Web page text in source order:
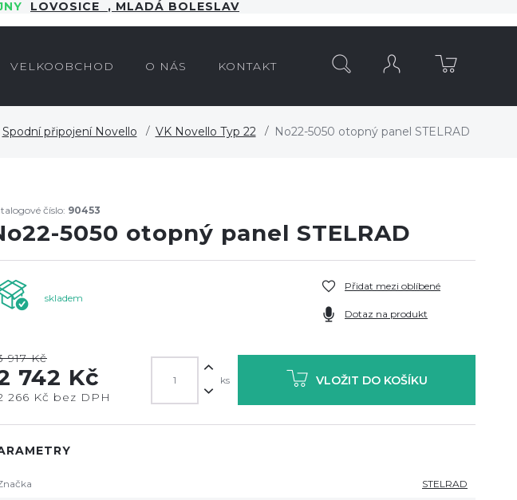
LOVOSICE , MLADÁ BOLESLAV
VELKOOBCHOD O NÁS KONTAKT
Spodní připojení Novello VK Novello Typ 22 No22-5050 otopný panel STELRAD
číslo: 90453
5050 otopný panel STELRAD
skladem
Přidat mezi oblíbené
Dotaz na produkt
917 Kč
742 Kč
266 Kč bez DPH
ks VLOŽIT DO KOŠÍKU
STELRAD